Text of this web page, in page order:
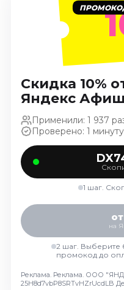
Экскурсии
Август 2026
Сентябрь 2026
Октябрь 2026
Декабрь 2026
Спорт
Август 2026
Сентябрь 2026
Декабрь 2026
Август 2026
Сентябрь 2026
Октябрь 2026
Ноябрь 2026
Декабрь 2026
Скидка 10%
Яндекс
Применили: 1 937
Проверено: 1
1 шаг.
на
2 шаг. Выберите
промокод до
Реклама. Реклама. ООО
25H8d7vbP8SRTvHZrUcdLB